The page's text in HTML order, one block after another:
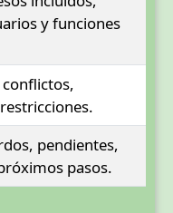
y funciones
pendientes,
pasos.